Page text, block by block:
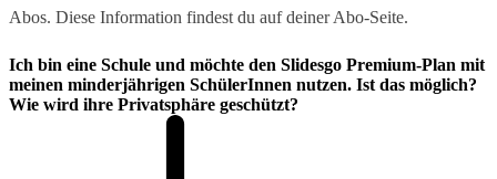
Abos. Diese Information findest du auf deiner Abo-Seite.
Ich bin eine Schule und möchte den Slidesgo Premium-Plan mit
meinen minderjährigen SchülerInnen nutzen. Ist das möglich?
Wie wird ihre Privatsphäre geschützt?